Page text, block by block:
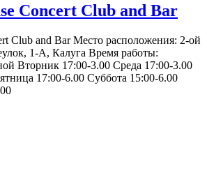
Concert Club and Bar
Club and Bar Место расположения: 2-ой
1-А, Калуга Время работы:
Вторник 17:00-3.00 Среда 17:00-3.00
17:00-6.00 Суббота 15:00-6.00